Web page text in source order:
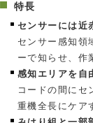
特長
センサーには近
センサー感知領
ーで知らせ、作
感知エリアを自
コードの間にセ
重機全長にケア